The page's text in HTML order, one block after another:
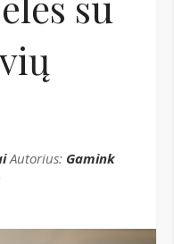
Autorius: Gamink